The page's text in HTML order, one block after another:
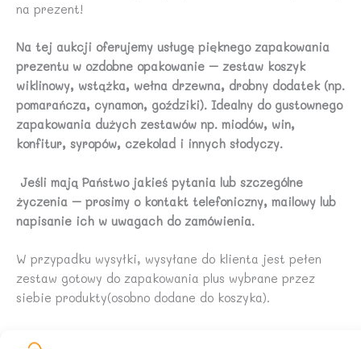
na prezent!
Na tej aukcji oferujemy usługę pięknego zapakowania
prezentu w ozdobne opakowanie – zestaw koszyk
wiklinowy, wstążka, wełna drzewna, drobny dodatek (np.
pomarańcza, cynamon, goździki). Idealny do gustownego
zapakowania dużych zestawów np. miodów, win,
konfitur, syropów, czekolad i innych słodyczy.
Jeśli mają Państwo jakieś pytania lub szczególne
życzenia – prosimy o kontakt telefoniczny, mailowy lub
napisanie ich w uwagach do zamówienia.
W przypadku wysyłki, wysyłane do klienta jest pełen
zestaw gotowy do zapakowania plus wybrane przez
siebie produkty(osobno dodane do koszyka).